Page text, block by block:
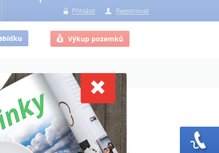
Přihlásit Registrovat
Výkup pozemků
RSS
článků